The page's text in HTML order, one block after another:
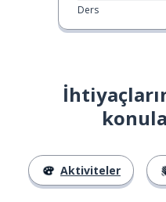
Ders
Aktiviteler